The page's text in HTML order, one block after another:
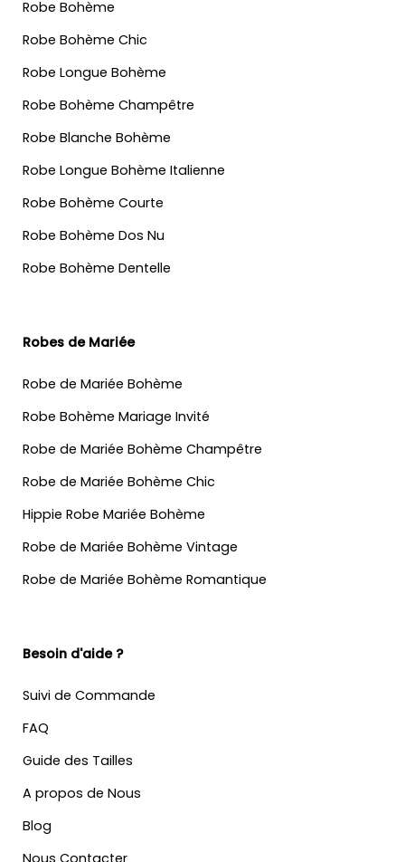
Robe Bohème
Robe Bohème Chic
Robe Longue Bohème
Robe Bohème Champêtre
Robe Blanche Bohème
Robe Longue Bohème Italienne
Robe Bohème Courte
Robe Bohème Dos Nu
Robe Bohème Dentelle
Robes de Mariée
Robe de Mariée Bohème
Robe Bohème Mariage Invité
Robe de Mariée Bohème Champêtre
Robe de Mariée Bohème Chic
Hippie Robe Mariée Bohème
Robe de Mariée Bohème Vintage
Robe de Mariée Bohème Romantique
Besoin d'aide ?
Suivi de Commande
FAQ
Guide des Tailles
A propos de Nous
Blog
Nous Contacter